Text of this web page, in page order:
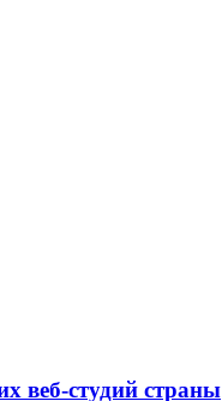
веб-студий страны